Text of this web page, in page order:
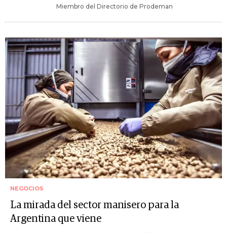
Miembro del Directorio de Prodeman
NEGOCIOS
La mirada del sector manisero para la
Argentina que viene